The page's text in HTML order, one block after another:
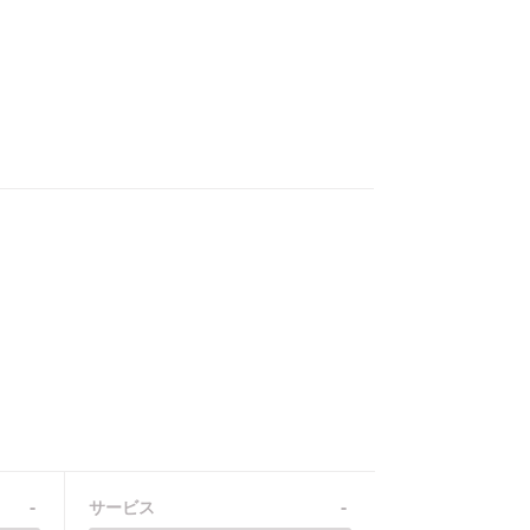
- サービス -